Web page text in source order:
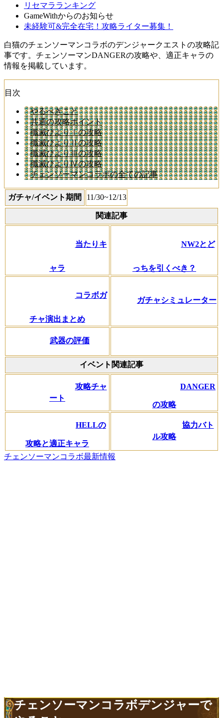
リセマラランキング
GameWithからのお知らせ
未経験可&完全在宅！攻略ライター募集！
白猫のチェンソーマンコラボのデンジャークエストの攻略記
事です。チェンソーマンDANGERの攻略や、適正キャラの
情報を掲載しています。
目次
やるべきこと
共通の攻略ポイント
殲滅びよりⅠの攻略
殲滅びよりⅡの攻略
殲滅びよりⅢの攻略
殲滅びよりⅣの攻略
チェンソーマンコラボの全ての記事
ガチャ/イベント期間 11/30~12/13
関連記事
当たりキ
ャラ
NW2とど
っちを引くべき？
コラボガ
チャ演出まとめ
ガチャシミュレーター
武器の評価
イベント関連記事
攻略チャ
ート
DANGER
の攻略
HELLの
攻略と適正キャラ
協力バト
ル攻略
チェンソーマンコラボ最新情報
チェンソーマンコラボデンジャーで